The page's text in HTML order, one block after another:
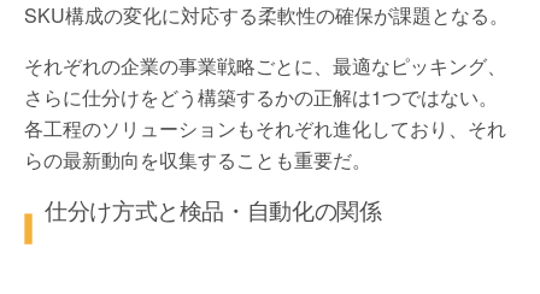
SKU構成の変化に対応する柔軟性の確保が課題となる。
それぞれの企業の事業戦略ごとに、最適なピッキング、
さらに仕分けをどう構築するかの正解は1つではない。
各工程のソリューションもそれぞれ進化しており、それ
らの最新動向を収集することも重要だ。
仕分け方式と検品・自動化の関係